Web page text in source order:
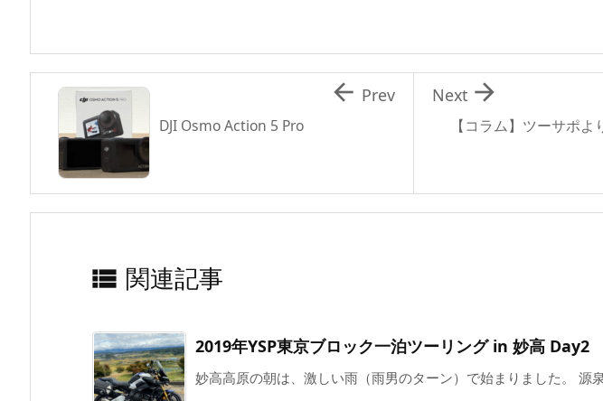
【コラム】ツーサポよ

Next
DJI Osmo Action 5 Pro
 Prev
 関連記事
2019年YSP東京ブロック一泊ツーリング in 妙高 Day2
妙高高原の朝は、激しい雨（雨男のターン）で始まりました。 源